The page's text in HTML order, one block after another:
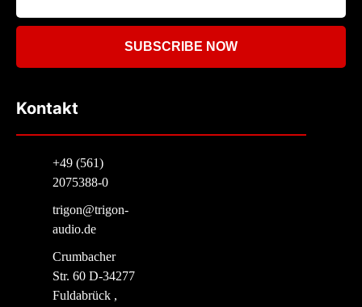
SUBSCRIBE NOW
Kontakt
+49 (561)
2075388-0
trigon@trigon-
audio.de
Crumbacher
Str. 60 D-34277
Fuldabrück ,